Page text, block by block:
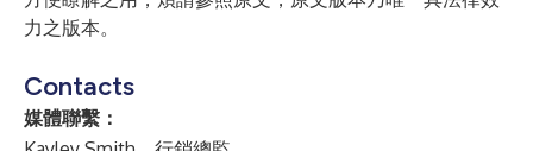
力之版本。
Contacts
媒體聯繫：